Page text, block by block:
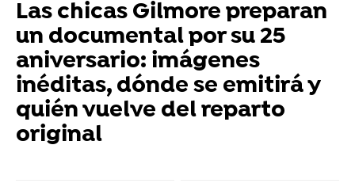
Las chicas Gilmore preparan
un documental por su 25
aniversario: imágenes
inéditas, dónde se emitirá y
quién vuelve del reparto
original